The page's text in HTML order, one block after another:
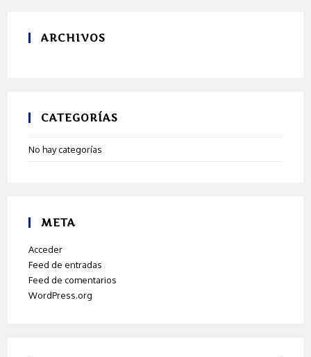
ARCHIVOS
CATEGORÍAS
No hay categorías
META
Acceder
Feed de entradas
Feed de comentarios
WordPress.org